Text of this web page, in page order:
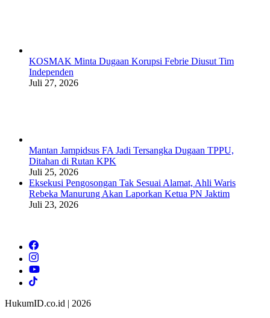
KOSMAK Minta Dugaan Korupsi Febrie Diusut Tim
Independen
Juli 27, 2026
Mantan Jampidsus FA Jadi Tersangka Dugaan TPPU,
Ditahan di Rutan KPK
Juli 25, 2026
Eksekusi Pengosongan Tak Sesuai Alamat, Ahli Waris
Rebeka Manurung Akan Laporkan Ketua PN Jaktim
Juli 23, 2026
HukumID.co.id | 2026